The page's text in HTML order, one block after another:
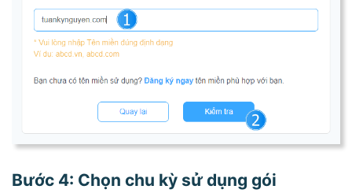
Bước 4: Chọn chu kỳ sử dụng gói